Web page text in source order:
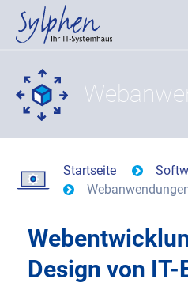
Startseite
Design von IT-